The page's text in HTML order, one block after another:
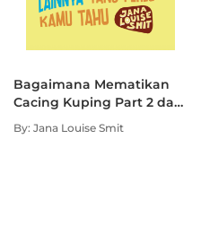
Bagaimana Mematikan
Cacing Kuping Part 2 dan
500+ Fakta Psikologi
Lainnya yang Perlu Kamu
By: Jana Louise Smit